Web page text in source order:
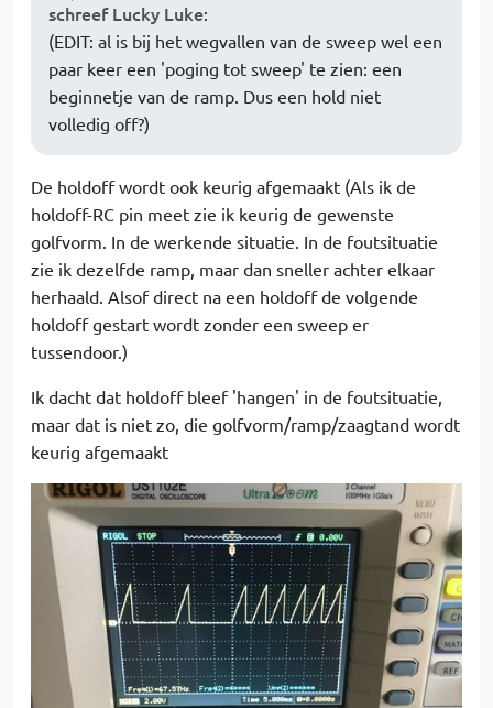
schreef Lucky Luke:
(EDIT: al is bij het wegvallen van de sweep wel een
paar keer een 'poging tot sweep' te zien: een
beginnetje van de ramp. Dus een hold niet
volledig off?)
De holdoff wordt ook keurig afgemaakt (Als ik de
holdoff-RC pin meet zie ik keurig de gewenste
golfvorm. In de werkende situatie. In de foutsituatie
zie ik dezelfde ramp, maar dan sneller achter elkaar
herhaald. Alsof direct na een holdoff de volgende
holdoff gestart wordt zonder een sweep er
tussendoor.)
Ik dacht dat holdoff bleef 'hangen' in de foutsituatie,
maar dat is niet zo, die golfvorm/ramp/zaagtand wordt
keurig afgemaakt